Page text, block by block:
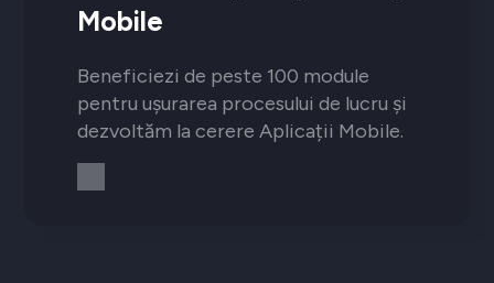
Mobile
Beneficiezi de peste 100 module
pentru ușurarea procesului de lucru și
dezvoltăm la cerere Aplicații Mobile.